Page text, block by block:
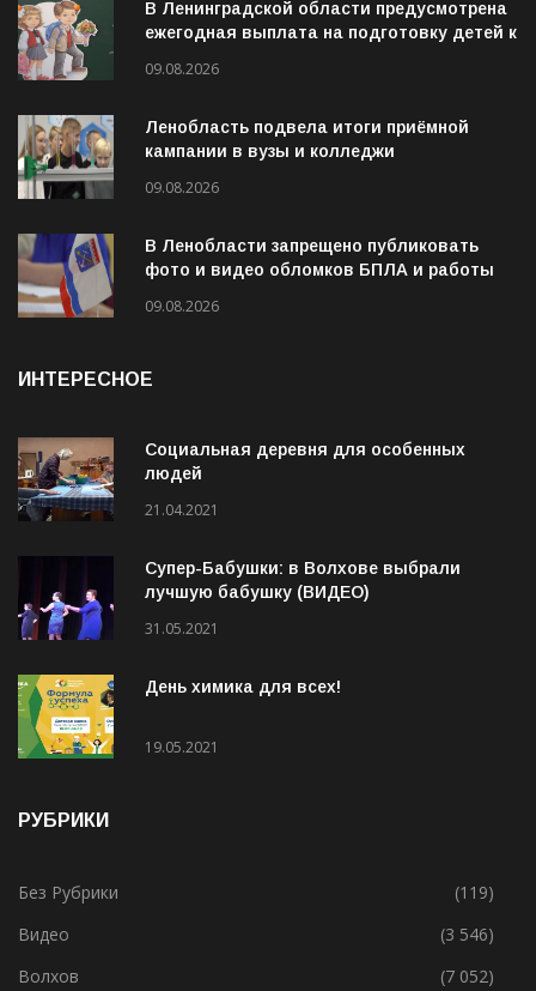
В Ленинградской области предусмотрена
ежегодная выплата на подготовку детей к
09.08.2026
Ленобласть подвела итоги приёмной
кампании в вузы и колледжи
09.08.2026
В Ленобласти запрещено публиковать
фото и видео обломков БПЛА и работы
09.08.2026
ИНТЕРЕСНОЕ
Социальная деревня для особенных
людей
21.04.2021
Супер-Бабушки: в Волхове выбрали
лучшую бабушку (ВИДЕО)
31.05.2021
День химика для всех!
19.05.2021
РУБРИКИ
Без Рубрики
(119)
Видео
(3 546)
Волхов
(7 052)